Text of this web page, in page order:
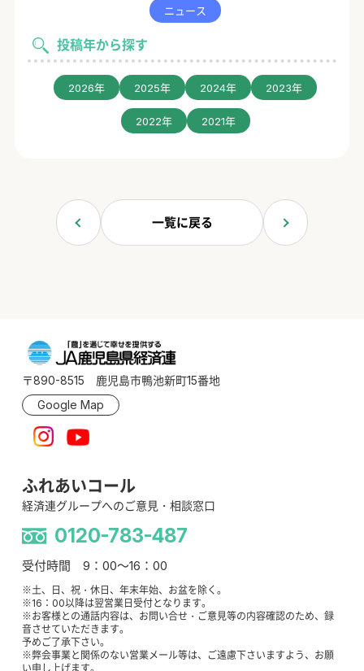
ニュース
投稿年から探す
2026年 2025年 2024年 2023年
2022年 2021年
一覧に戻る
〒890-8515 鹿児島市鴨池新町15番地
Google Map
ふれあいコール
経済連グループへのご意見・相談窓口
0120-783-487
受付時間 9：00～16：00
※土、日、祝・休日、年末年始、お盆を除く。
※16：00以降は翌営業日受付となります。
※お客様との通話内容は、お問い合せ・ご意見等の内容確認のため、録
音させていただきます。
予めご了承下さい。
※弊会事業と関係のない営業メール等は、ご遠慮下さいますよう、お願
い申し上げます。